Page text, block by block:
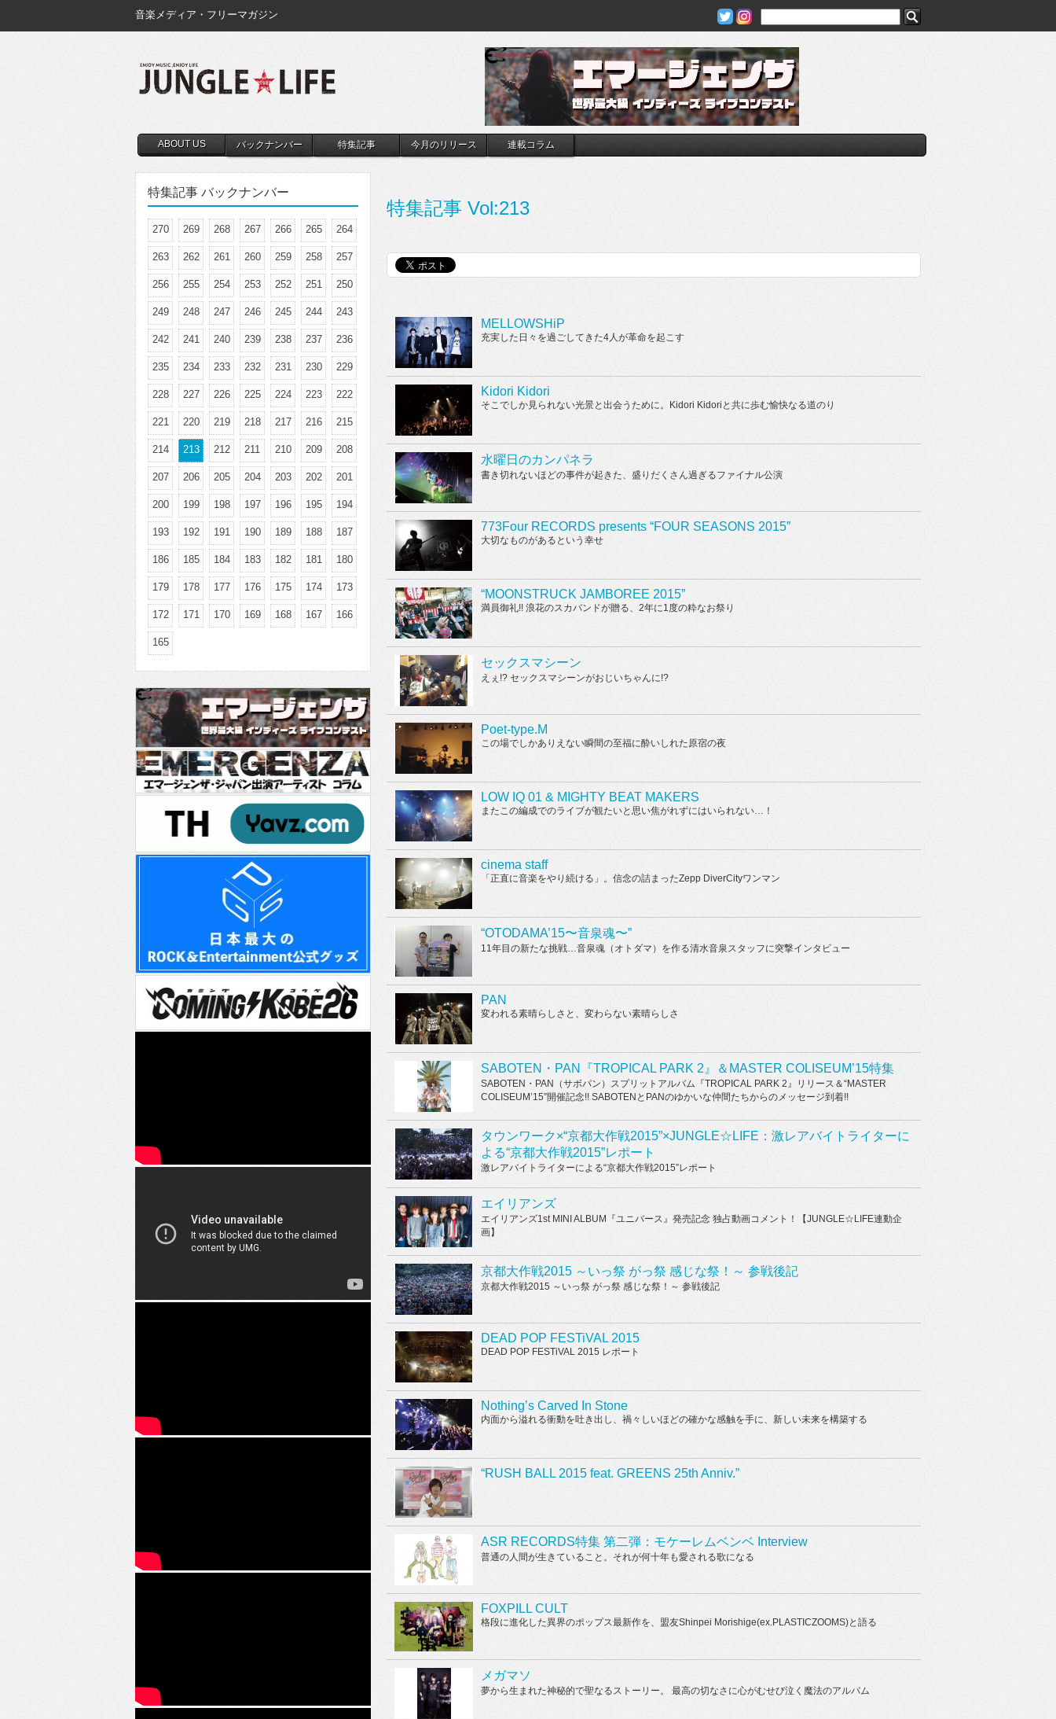
音楽メディア・フリーマガジン
ABOUT US バックナンバー 特集記事 今月のリリース 連載コラム
特集記事 Vol:213
MELLOWSHiP
充実した日々を過ごしてきた4人が革命を起こす
Kidori Kidori
そこでしか見られない光景と出会うために。Kidori Kidoriと共に歩む愉快なる道のり
水曜日のカンパネラ
書き切れないほどの事件が起きた、盛りだくさん過ぎるファイナル公演
773Four RECORDS presents “FOUR SEASONS 2015”
大切なものがあるという幸せ
“MOONSTRUCK JAMBOREE 2015”
満員御礼!! 浪花のスカバンドが贈る、2年に1度の粋なお祭り
セックスマシーン
えぇ!? セックスマシーンがおじいちゃんに!?
Poet-type.M
この場でしかありえない瞬間の至福に酔いしれた原宿の夜
LOW IQ 01 & MIGHTY BEAT MAKERS
またこの編成でのライブが観たいと思い焦がれずにはいられない…！
cinema staff
「正直に音楽をやり続ける」。信念の詰まったZepp DiverCityワンマン
“OTODAMA’15〜音泉魂〜”
11年目の新たな挑戦…音泉魂（オトダマ）を作る清水音泉スタッフに突撃インタビュー
PAN
変われる素晴らしさと、変わらない素晴らしさ
SABOTEN・PAN『TROPICAL PARK 2』＆MASTER COLISEUM’15特集
SABOTEN・PAN（サボパン）スプリットアルバム『TROPICAL PARK 2』リリース＆“MASTER
COLISEUM’15”開催記念!! SABOTENとPANのゆかいな仲間たちからのメッセージ到着!!
タウンワーク×“京都大作戦2015”×JUNGLE☆LIFE：激レアバイトライターに
よる“京都大作戦2015”レポート
激レアバイトライターによる“京都大作戦2015”レポート
エイリアンズ
エイリアンズ1st MINI ALBUM『ユニバース』発売記念 独占動画コメント！【JUNGLE☆LIFE連動企
画】
京都大作戦2015 ～いっ祭 がっ祭 感じな祭！～ 参戦後記
京都大作戦2015 ～いっ祭 がっ祭 感じな祭！～ 参戦後記
DEAD POP FESTiVAL 2015
DEAD POP FESTiVAL 2015 レポート
Nothing’s Carved In Stone
内面から溢れる衝動を吐き出し、禍々しいほどの確かな感触を手に、新しい未来を構築する
“RUSH BALL 2015 feat. GREENS 25th Anniv.”
ASR RECORDS特集 第二弾：モケーレムベンベ Interview
普通の人間が生きていること。それが何十年も愛される歌になる
FOXPILL CULT
格段に進化した異界のポップス最新作を、盟友Shinpei Morishige(ex.PLASTICZOOMS)と語る
メガマソ
夢から生まれた神秘的で聖なるストーリー。 最高の切なさに心がむせび泣く魔法のアルバム
特集記事 バックナンバー
270 269 268 267 266 265 264
263 262 261 260 259 258 257
256 255 254 253 252 251 250
249 248 247 246 245 244 243
242 241 240 239 238 237 236
235 234 233 232 231 230 229
228 227 226 225 224 223 222
221 220 219 218 217 216 215
214 213 212 211 210 209 208
207 206 205 204 203 202 201
200 199 198 197 196 195 194
193 192 191 190 189 188 187
186 185 184 183 182 181 180
179 178 177 176 175 174 173
172 171 170 169 168 167 166
165